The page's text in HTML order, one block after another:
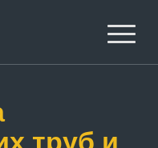
труб и